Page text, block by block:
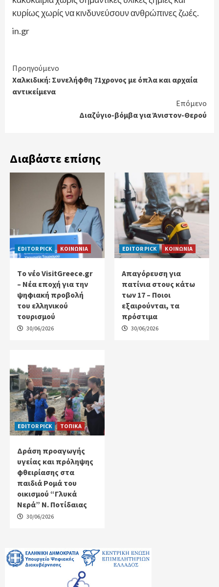
κυρίως χωρίς να κινδυνεύσουν ανθρώπινες ζωές.
in.gr
Continue
Reading
Προηγούμενο
Χαλκιδική: Συνελήφθη 71χρονος με όπλα και αρχαία
αντικείμενα
Επόμενο
Διαζύγιο-βόμβα για Άνιστον-Θερού
Διαβάστε επίσης
EDITOR PICK ΚΟΙΝΩΝΙΑ
Tο νέο VisitGreece.gr
– Νέα εποχή για την
ψηφιακή προβολή
του ελληνικού
τουρισμού
30/06/2026
EDITOR PICK ΚΟΙΝΩΝΙΑ
Απαγόρευση για
πατίνια στους κάτω
των 17 – Ποιοι
εξαιρούνται, τα
πρόστιμα
30/06/2026
EDITOR PICK ΤΟΠΙΚΑ
Δράση προαγωγής
υγείας και πρόληψης
φθειρίασης στα
παιδιά Ρομά του
οικισμού “Γλυκά
Νερά” Ν. Ποτίδαιας
30/06/2026